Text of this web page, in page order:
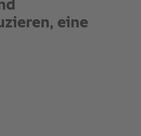
and the culinary end